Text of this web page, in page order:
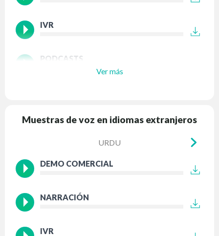
IVR
PODCASTS
Ver más
Muestras de voz en idiomas extranjeros
URDU
DEMO COMERCIAL
NARRACIÓN
IVR